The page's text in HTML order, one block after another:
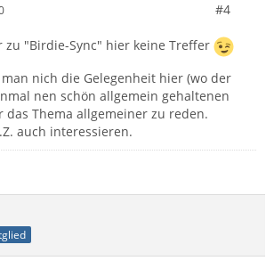
#4
zu "Birdie-Sync" hier keine Treffer
nich die Gelegenheit hier (wo der
nen schön allgemein gehaltenen
das Thema allgemeiner zu reden.
auch interessieren.